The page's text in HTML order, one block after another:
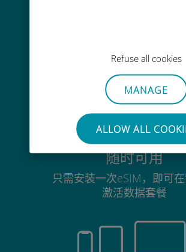
Refuse all cookies
MANAGE
ALLOW ALL
毫不费力
无需取出您现有的SIM卡
随时可用
只需安装一次eSIM，即可
激活数据套餐